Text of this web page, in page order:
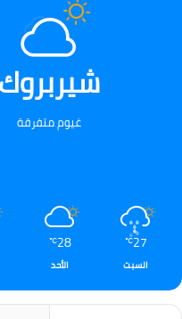
شيربروك
غيوم متفرقة
27
℃
السبت
28
℃
الأحد